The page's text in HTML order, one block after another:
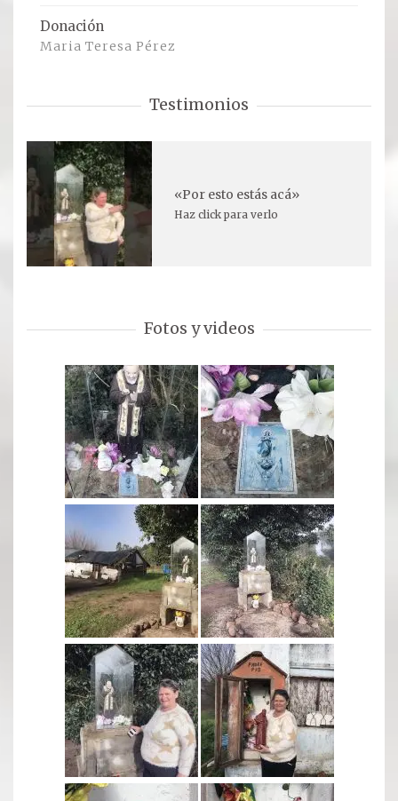
El Milagro
Galería y testimonios
Reliquias
ORACIONES
Oraciones
DEVOTOS
Donación
Maria Teresa Pérez
Testimonios
«Por esto estás acá»
Haz click para verlo
Fotos y videos